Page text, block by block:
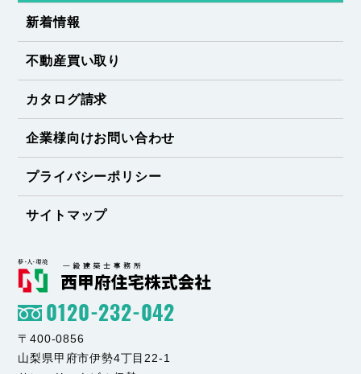
新着情報
不動産買い取り
カタログ請求
企業様向けお問い合わせ
プライバシーポリシー
サイトマップ
0120-232-042
〒400-0856
山梨県甲府市伊勢4丁目22-1